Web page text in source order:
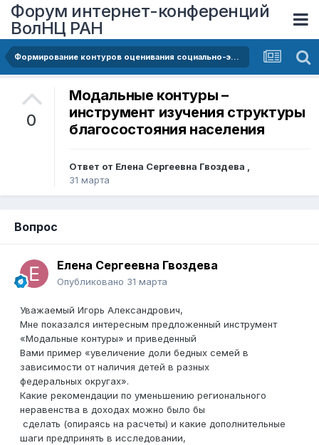
Форум интернет-конференций
ВолНЦ РАН
Формирование контуров оценивания социально-экономического положения населения в Российской Федерации: методологический аспект
0
Модальные контуры –
инструмент изучения структуры
благосостояния населения
Ответ от Елена Сергеевна Гвоздева ,
31 марта
Вопрос
Елена Сергеевна Гвоздева
Опубликовано 31 марта
Уважаемый Игорь Александрович,
Мне показался интересным предложенный инструмент
«Модальные контуры» и приведенный
Вами пример «увеличение доли бедных семей в
зависимости от наличия детей в разных
федеральных округах».
Какие рекомендации по уменьшению регионального
неравенства в доходах можно было бы
сделать (опираясь на расчеты) и какие дополнительные
шаги предпринять в исследовании,